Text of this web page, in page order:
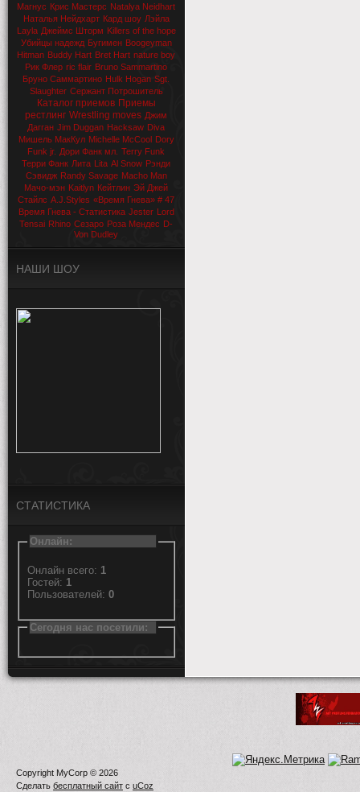
Магнус Крис Мастерс Natalya Neidhart
Наталья Нейдхарт Кард шоу Лэйла
Layla Джеймс Шторм Killers of the hope
Убийцы надежд Бугимен Boogeyman
Hitman Buddy Hart Bret Hart nature boy
Рик Флер ric flair Bruno Sammartino
Бруно Саммартино Hulk Hogan Sgt.
Slaughter Сержант Потрошитель
Каталог приемов Приемы
рестлинг Wrestling moves Джим
Дагган Jim Duggan Hacksaw Diva
Мишель МакКул Michelle McCool Dory
Funk jr. Дори Фанк мл.
Terry Funk
Терри Фанк Лита Lita Al Snow Рэнди
Сэвидж Randy Savage Macho Man
Мачо-мэн Kaitlyn Кейтлин Эй Джей
Стайлс A.J.Styles «Время Гнева» # 47
Время Гнева - Статистика Jester Lord
Tensai Rhino Сезаро Роза Мендес D-
Von Dudley
НАШИ ШОУ
СТАТИСТИКА
Онлайн:
Онлайн всего: 1
Гостей: 1
Пользователей: 0
Сегодня нас посетили:
Copyright MyCorp © 2026
Сделать бесплатный сайт с uCoz